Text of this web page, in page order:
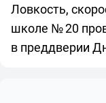
Ловкость,
школе № 20
в преддверии